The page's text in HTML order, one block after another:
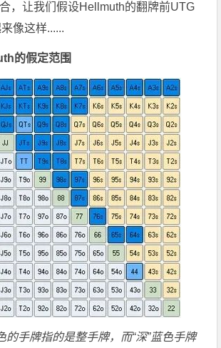
，让我们假设Hellmuth的翻牌前UTG
像这样......
的假定范围
的手牌指的是整手牌，而“深”蓝色手牌